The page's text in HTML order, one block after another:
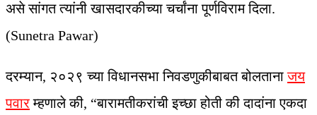
असे सांगत त्यांनी खासदारकीच्या चर्चांना पूर्णविराम दिला.
(Sunetra Pawar)
दरम्यान, २०२९ च्या विधानसभा निवडणुकीबाबत बोलतानाजय
पवारम्हणाले की, “बारामतीकरांची इच्छा होती की दादांना एकदा